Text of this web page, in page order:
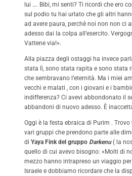
lui …. Bibi, mi senti? Ti ricordi che ero
sul podio tu hai urlato che gli altri
ad avere paura, perchè noi non non ci
adesso dai la colpa all’esercito.
Vattene via!».
Alla piazza degli ostaggi ha invece
stata lì, sono stata rapita e sono stata
che sembravano l’eternità. Ma i miei
vecchi e malati , con i giovani e i
indifferenza? Ci avevi abbondonato il
abbandoni di nuovo adesso. È
Oggi è la festa ebraica di Purim .
vari gruppi che prendono parte alle
di Yaya Fink del gruppo Darkenu( la
quello di cui avevo bisogno: «Molti di
mezzo hanno intrapreso un viaggio
Israele e dobbiamo ricordare che la